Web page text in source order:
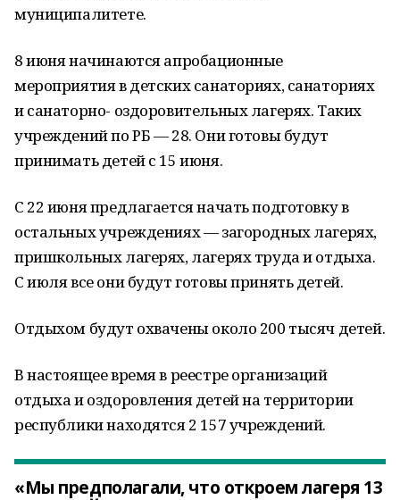
муниципалитете.
8 июня начинаются апробационные
мероприятия в детских санаториях, санаториях
и санаторно- оздоровительных лагерях. Таких
учреждений по РБ — 28. Они готовы будут
принимать детей с 15 июня.
С 22 июня предлагается начать подготовку в
остальных учреждениях — загородных лагерях,
пришкольных лагерях, лагерях труда и отдыха.
С июля все они будут готовы принять детей.
Отдыхом будут охвачены около 200 тысяч детей.
В настоящее время в реестре организаций
отдыха и оздоровления детей на территории
республики находятся 2 157 учреждений.
«Мы предполагали, что откроем лагеря 13